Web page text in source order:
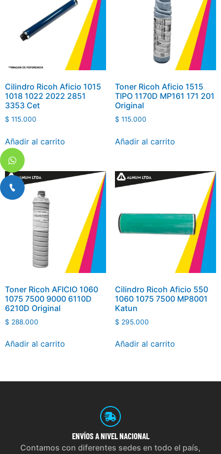
Cilindro Ricoh Aficio 1015
1018 1022 2022 2851
3353 Cet
$ 115.000
Añadir al carrito
Toner Ricoh Aficio 1515
TIPO 1170D MP161 171 201
Original
$ 115.000
Añadir al carrito
Toner Ricoh AFICIO 1060
1075 7500 9000 6110D
6210D Original
$ 288.000
Añadir al carrito
Cilindro Ricoh Aficio 550
1060 1075 7500 MP8001
Katun
$ 295.000
Añadir al carrito
ENVÍOS A NIVEL NACIONAL
Contamos con diferentes sedes en todo el país,